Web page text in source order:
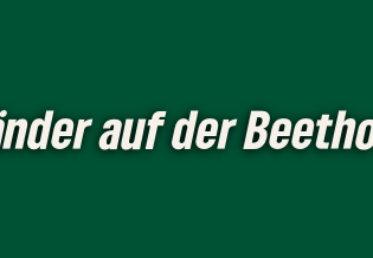
auf der